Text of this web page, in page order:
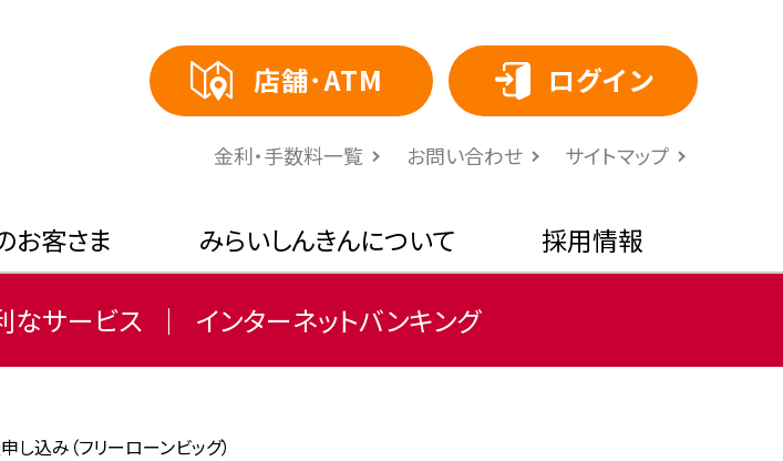
なサービス インターネットバンキング
お客さま みらいしんきんについて 採用情報
店舗･ATM ログイン
⾦利・⼿数料⼀覧 お問い合わせ サイトマップ
し込み（フリーローンビッグ）